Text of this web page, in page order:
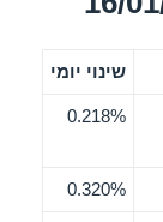
שינוי יומי
0.218%
0.320%